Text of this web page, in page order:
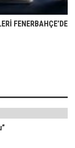
FENERBAHÇE’DE